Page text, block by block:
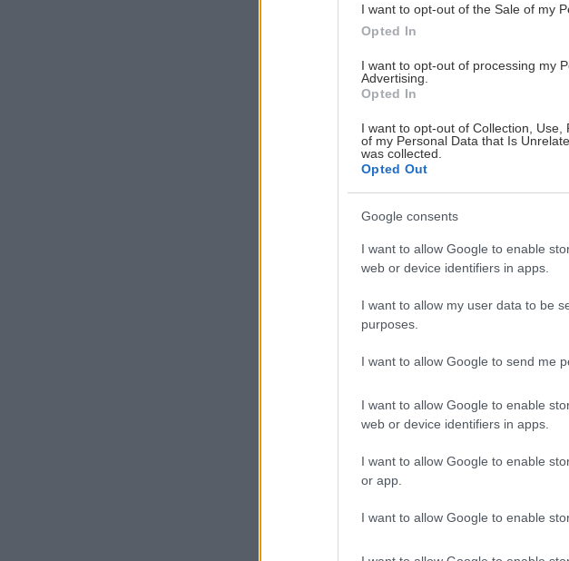
I want to opt-out of the Sale of my
Opted In
I want to opt-out of processing my
Advertising.
Opted In
I want to opt-out of Collection,
of my Personal Data that Is
was collected.
Opted Out
Google consents
I want to allow Google to enable
web or device identifiers in apps.
I want to allow my user data to be
purposes.
I want to allow Google to send me
I want to allow Google to enable
web or device identifiers in apps.
I want to allow Google to enable
or app.
I want to allow Google to enable
Ο
αερόσακος Active Heel
την προστασία από
μπροστινά καθίσματα.
Οι δοκιμές έδειξαν
επιβαρύνονται με δυσμενή
περισσότερη άνεση καθώς και κατά
Για να μειωθεί ο κίνδυνος
υποστηρίξει τη λειτουργία του
Ο αερόσακος γονάτων